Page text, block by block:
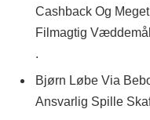
Cashback Og
Filmagtig
.
Bjørn Løbe Via
Ansvarlig Spille